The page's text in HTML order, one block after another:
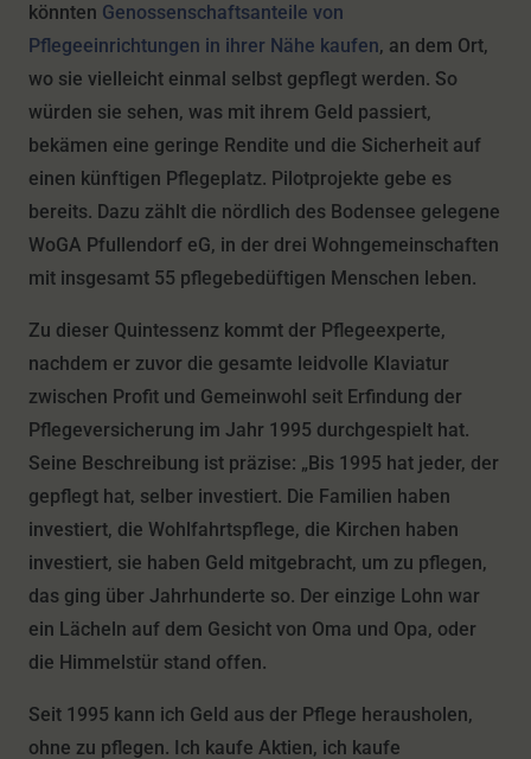
könnten Genossenschaftsanteile von
Pflegeeinrichtungen in ihrer Nähe kaufen, an dem Ort,
wo sie vielleicht einmal selbst gepflegt werden. So
würden sie sehen, was mit ihrem Geld passiert,
bekämen eine geringe Rendite und die Sicherheit auf
einen künftigen Pflegeplatz. Pilotprojekte gebe es
bereits. Dazu zählt die nördlich des Bodensee gelegene
WoGA Pfullendorf eG, in der drei Wohngemeinschaften
mit insgesamt 55 pflegebedüftigen Menschen leben.
Zu dieser Quintessenz kommt der Pflegeexperte,
nachdem er zuvor die gesamte leidvolle Klaviatur
zwischen Profit und Gemeinwohl seit Erfindung der
Pflegeversicherung im Jahr 1995 durchgespielt hat.
Seine Beschreibung ist präzise: „Bis 1995 hat jeder, der
gepflegt hat, selber investiert. Die Familien haben
investiert, die Wohlfahrtspflege, die Kirchen haben
investiert, sie haben Geld mitgebracht, um zu pflegen,
das ging über Jahrhunderte so. Der einzige Lohn war
ein Lächeln auf dem Gesicht von Oma und Opa, oder
die Himmelstür stand offen.
Seit 1995 kann ich Geld aus der Pflege herausholen,
ohne zu pflegen. Ich kaufe Aktien, ich kaufe